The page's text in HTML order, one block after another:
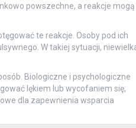
powszechne, a reakcje mogą
te reakcje. Osoby pod ich
W takiej sytuacji,
Biologiczne i psychologiczne
lękiem lub wycofaniem się,
dla zapewnienia wsparcia